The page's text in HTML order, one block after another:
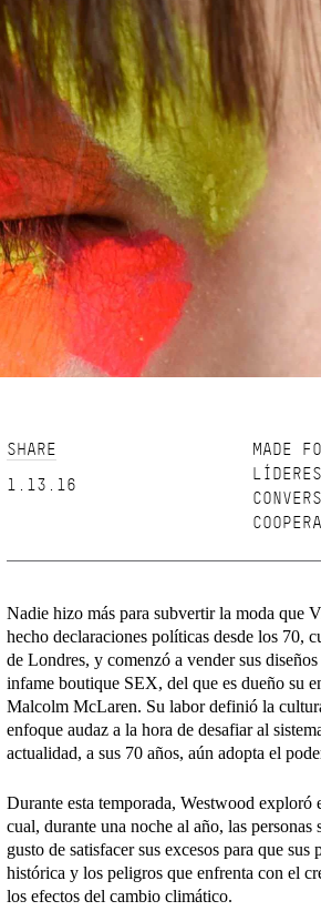
SHARE
1.13.16
MADE
Nadie hizo más para subvertir la moda que
hecho declaraciones políticas desde los 70,
de Londres, y comenzó a vender sus
infame boutique SEX, del que es dueño su
Malcolm McLaren. Su labor definió la
enfoque audaz a la hora de desafiar al
actualidad, a sus 70 años, aún adopta el
Durante esta temporada, Westwood
cual, durante una noche al año, las personas
gusto de satisfacer sus excesos para que
histórica y los peligros que enfrenta con el
los efectos del cambio climático.